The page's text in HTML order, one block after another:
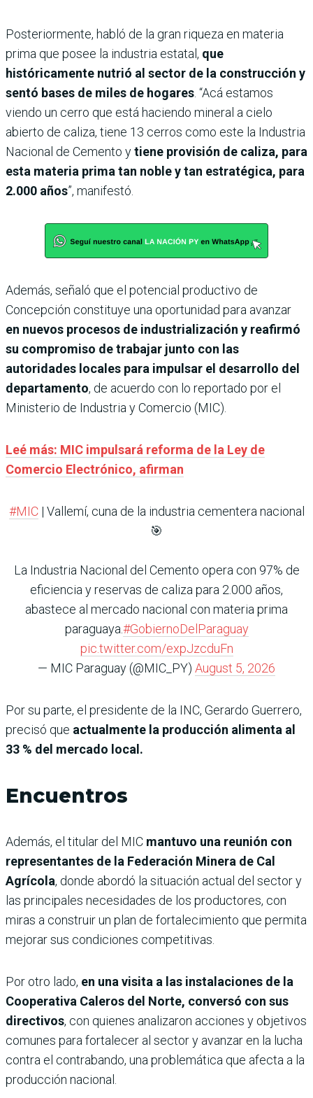
Posteriormente, habló de la gran riqueza en materia
prima que posee la industria estatal, que
históricamente nutrió al sector de la construcción y
sentó bases de miles de hogares . “Acá estamos
viendo un cerro que está haciendo mineral a cielo
abierto de caliza, tiene 13 cerros como este la Industria
Nacional de Cemento ytiene provisión de caliza, para
esta materia prima tan noble y tan estratégica, para
2.000 años”, manifestó.
Además, señaló que el potencial productivo de
Concepción constituye una oportunidad para avanzar
en nuevos procesos de industrialización y reafirmó
su compromiso de trabajar junto con las
autoridades locales para impulsar el desarrollo del
departamento, de acuerdo con lo reportado por el
Ministerio de Industria y Comercio (MIC).
Leé más: MIC impulsará reforma de la Ley de
Comercio Electrónico, afirman
#MIC| Vallemí, cuna de la industria cementera nacional
🎯
La Industria Nacional del Cemento opera con 97% de
eficiencia y reservas de caliza para 2.000 años,
abastece al mercado nacional con materia prima
paraguaya.#GobiernoDelParaguay
pic.twitter.com/expJzcduFn
— MIC Paraguay (@MIC_PY) August 5, 2026
Por su parte, el presidente de la INC, Gerardo Guerrero,
precisó que actualmente la producción alimenta al
33 % del mercado local.
Encuentros
Además, el titular del MIC mantuvo una reunión con
representantes de la Federación Minera de Cal
Agrícola, donde abordó la situación actual del sector y
las principales necesidades de los productores, con
miras a construir un plan de fortalecimiento que permita
mejorar sus condiciones competitivas.
Por otro lado, en una visita a las instalaciones de la
Cooperativa Caleros del Norte, conversó con sus
directivos, con quienes analizaron acciones y objetivos
comunes para fortalecer al sector y avanzar en la lucha
contra el contrabando, una problemática que afecta a la
producción nacional.